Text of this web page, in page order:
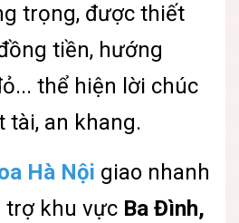
trọng, được thiết
tiền, hướng
thể hiện lời chúc
tài, an khang.
Hà Nội giao nhanh
trợ khu vực Ba Đình,